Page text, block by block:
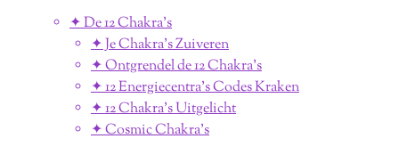
✦ De 12 Chakra's
✦ Je Chakra's Zuiveren
✦ Ontgrendel de 12 Chakra's
✦ 12 Energiecentra's Codes Kraken
✦ 12 Chakra's Uitgelicht
✦ Cosmic Chakra's